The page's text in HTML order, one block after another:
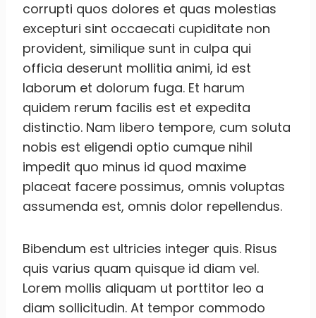
corrupti quos dolores et quas molestias
excepturi sint occaecati cupiditate non
provident, similique sunt in culpa qui
officia deserunt mollitia animi, id est
laborum et dolorum fuga. Et harum
quidem rerum facilis est et expedita
distinctio. Nam libero tempore, cum soluta
nobis est eligendi optio cumque nihil
impedit quo minus id quod maxime
placeat facere possimus, omnis voluptas
assumenda est, omnis dolor repellendus.
Bibendum est ultricies integer quis. Risus
quis varius quam quisque id diam vel.
Lorem mollis aliquam ut porttitor leo a
diam sollicitudin. At tempor commodo